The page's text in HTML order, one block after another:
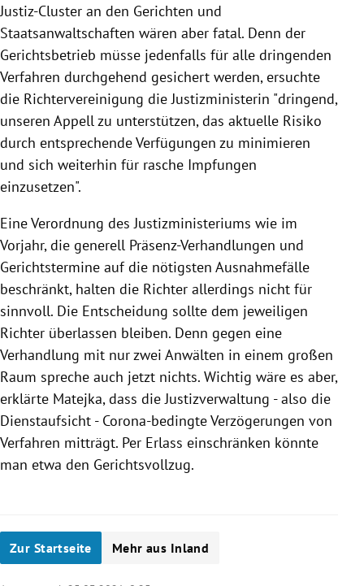
Justiz-Cluster an den Gerichten und
Staatsanwaltschaften wären aber fatal. Denn der
Gerichtsbetrieb müsse jedenfalls für alle dringenden
Verfahren durchgehend gesichert werden, ersuchte
die Richtervereinigung die Justizministerin "dringend,
unseren Appell zu unterstützen, das aktuelle Risiko
durch entsprechende Verfügungen zu minimieren
und sich weiterhin für rasche Impfungen
einzusetzen".
Eine Verordnung des Justizministeriums wie im
Vorjahr, die generell Präsenz-Verhandlungen und
Gerichtstermine auf die nötigsten Ausnahmefälle
beschränkt, halten die Richter allerdings nicht für
sinnvoll. Die Entscheidung sollte dem jeweiligen
Richter überlassen bleiben. Denn gegen eine
Verhandlung mit nur zwei Anwälten in einem großen
Raum spreche auch jetzt nichts. Wichtig wäre es aber,
erklärte Matejka, dass die Justizverwaltung - also die
Dienstaufsicht - Corona-bedingte Verzögerungen von
Verfahren mitträgt. Per Erlass einschränken könnte
man etwa den Gerichtsvollzug.
Zur Startseite Mehr aus Inland